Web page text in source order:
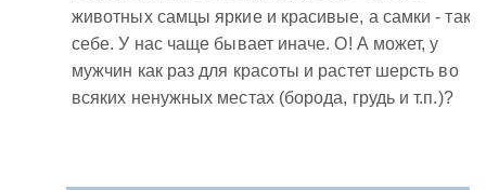
животных самцы яркие и красивые, а самки - так
себе. У нас чаще бывает иначе. О! А может, у
мужчин как раз для красоты и растет шерсть во
всяких ненужных местах (борода, грудь и т.п.)?